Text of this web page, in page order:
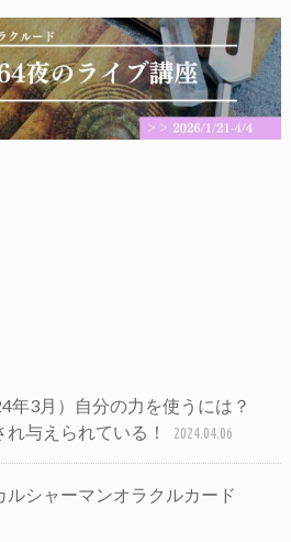
年3月）自分の力を使うには？
与えられている！
2024.04.06
ルシャーマンオラクルカード